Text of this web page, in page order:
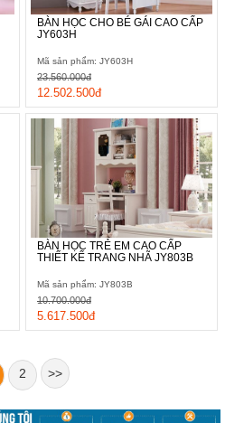
BÀN HỌC CHO BÉ GÁI CAO CẤP
JY603H
Mã sản phẩm: JY603H
12.502.500đ
23.560.000đ
BÀN HỌC TRẺ EM CAO CẤP
THIẾT KẾ TRANG NHÃ JY803B
Mã sản phẩm: JY803B
5.617.500đ
10.700.000đ
2 >>